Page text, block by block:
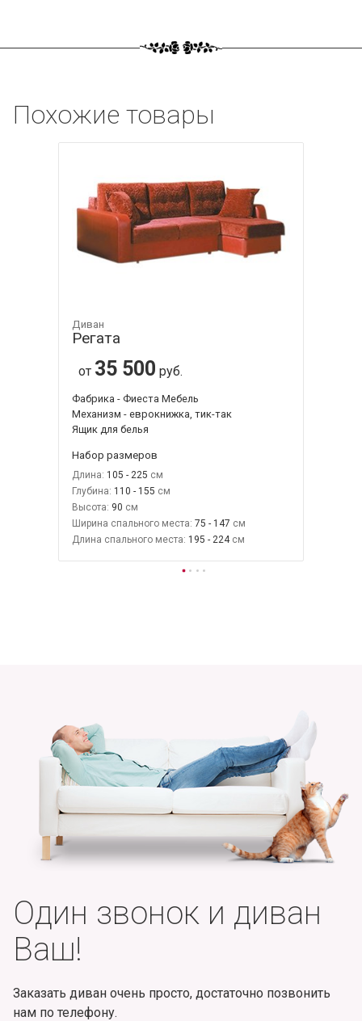
Похожие товары
Диван
Регата
от 35 500 руб.
Фабрика - Фиеста Мебель
Механизм - еврокнижка, тик-так
Ящик для белья
Набор размеров
Длина: 105 - 225
Глубина: 110 - 155
Высота: 90
Ширина спального места: 75 - 147
Длина спального места: 195 - 224
Один звонок и диван
Ваш!
Заказать диван очень просто, достаточно позвонить
нам по телефону.